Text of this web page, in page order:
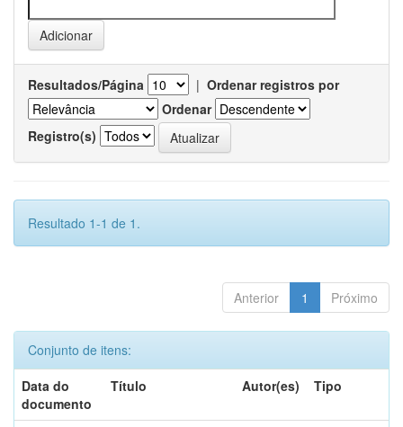
Resultados/Página | Ordenar registros por
Ordenar
Registro(s)
Resultado 1-1 de 1.
Anterior 1 Próximo
Conjunto de itens:
Data do
documento
Título Autor(es) Tipo